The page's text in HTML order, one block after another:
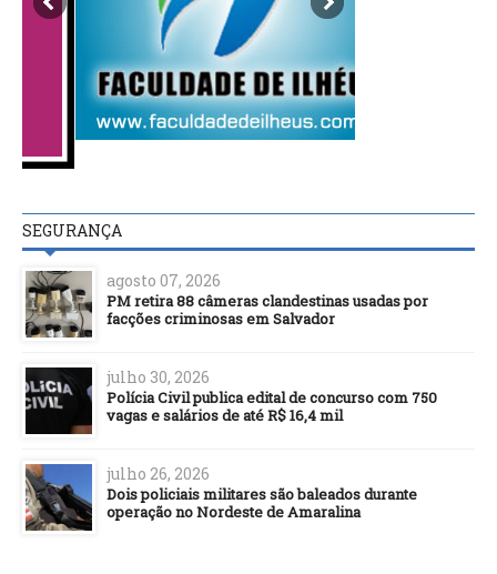
SEGURANÇA
agosto 07, 2026
PM retira 88 câmeras clandestinas usadas por
facções criminosas em Salvador
julho 30, 2026
Polícia Civil publica edital de concurso com 750
vagas e salários de até R$ 16,4 mil
julho 26, 2026
Dois policiais militares são baleados durante
operação no Nordeste de Amaralina